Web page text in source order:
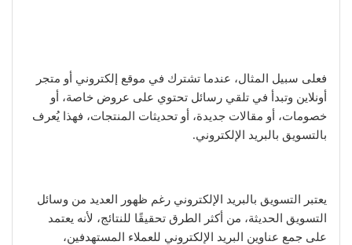
فعلى سبيل المثال، عندما تشترك في موقع إلكتروني أو متجر
أونلاين وتبدأ في تلقي رسائل تحتوي على عروض خاصة، أو
خصومات، أو مقالات جديدة، أو تحديثات المنتجات، فهذا يُعرف
بالتسويق بالبريد الإلكتروني.
يعتبر التسويق بالبريد الإلكتروني رغم ظهور العديد من وسائل
التسويق الحديثة، من أكثر الطرق تحقيقًا للنتائج، لأنه يعتمد
على جمع عناوين البريد الإلكتروني للعملاء المستهدفين،